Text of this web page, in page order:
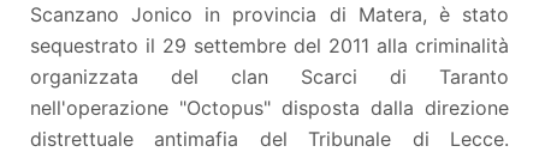
Scanzano Jonico in provincia di Matera, è stato
sequestrato il 29 settembre del 2011 alla criminalità
organizzata del clan Scarci di Taranto
nell'operazione "Octopus" disposta dalla direzione
distrettuale antimafia del Tribunale di Lecce.